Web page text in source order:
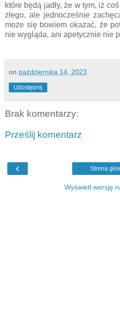
które będą jadły, że w tym, iż
złego, ale jednocześnie
może się bowiem okazać, że
nie wygląda, ani apetycznie nie
on października 14, 2023
Udostępnij
Brak komentarzy:
Prześlij komentarz
‹ Strona
Wyświetl wersję